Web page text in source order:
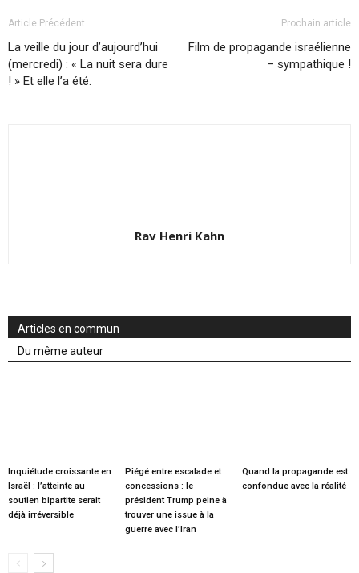
Article Précédent
La veille du jour d’aujourd’hui
(mercredi) : « La nuit sera dure
! » Et elle l’a été.
Prochain article
Film de propagande israélienne
– sympathique !
Rav Henri Kahn
Articles en commun
Du même auteur
Inquiétude croissante en
Israël : l’atteinte au
soutien bipartite serait
déjà irréversible
Piégé entre escalade et
concessions : le
président Trump peine à
trouver une issue à la
guerre avec l’Iran
Quand la propagande est
confondue avec la réalité